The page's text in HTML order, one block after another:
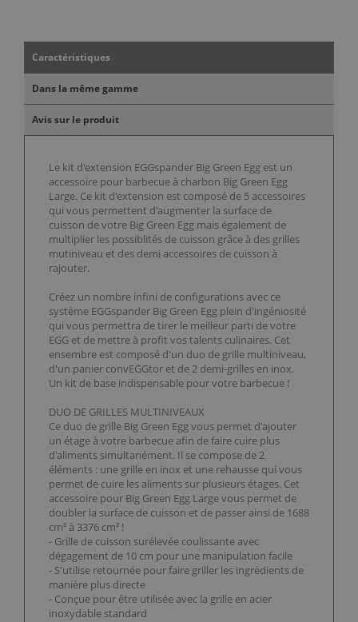
Caractéristiques
Dans la même gamme
Avis sur le produit
Le kit d'extension EGGspander Big Green Egg est un
accessoire pour barbecue à charbon Big Green Egg
Large. Ce kit d'extension est composé de 5 accessoires
qui vous permettent d'augmenter la surface de
cuisson de votre Big Green Egg mais également de
multiplier les possiblités de cuisson grâce à des grilles
mutiniveau et des demi accessoires de cuisson à
rajouter.
Créez un nombre infini de configurations avec ce
système EGGspander Big Green Egg plein d'ingéniosité
qui vous permettra de tirer le meilleur parti de votre
EGG et de mettre à profit vos talents culinaires. Cet
ensembre est composé d'un duo de grille multiniveau,
d'un panier convEGGtor et de 2 demi-grilles en inox.
Un kit de base indispensable pour votre barbecue !
DUO DE GRILLES MULTINIVEAUX
Ce duo de grille Big Green Egg vous permet d'ajouter
un étage à votre barbecue afin de faire cuire plus
d'aliments simultanément. Il se compose de 2
éléments : une grille en inox et une rehausse qui vous
permet de cuire les aliments sur plusieurs étages. Cet
accessoire pour Big Green Egg Large vous permet de
doubler la surface de cuisson et de passer ainsi de 1688
cm² à 3376 cm² !
- Grille de cuisson surélevée coulissante avec
dégagement de 10 cm pour une manipulation facile
- S'utilise retournée pour faire griller les ingrédients de
manière plus directe
- Conçue pour être utilisée avec la grille en acier
inoxydable standard